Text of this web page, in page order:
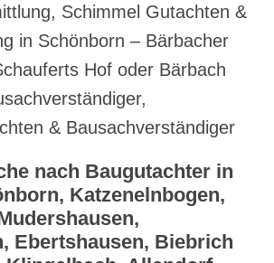
Schimmel Gutachten &
in Schönborn – Bärbacher
Hof oder Bärbach
& Bausachverständiger
nach Baugutachter in
Katzenelnbogen,
Ebertshausen, Biebrich